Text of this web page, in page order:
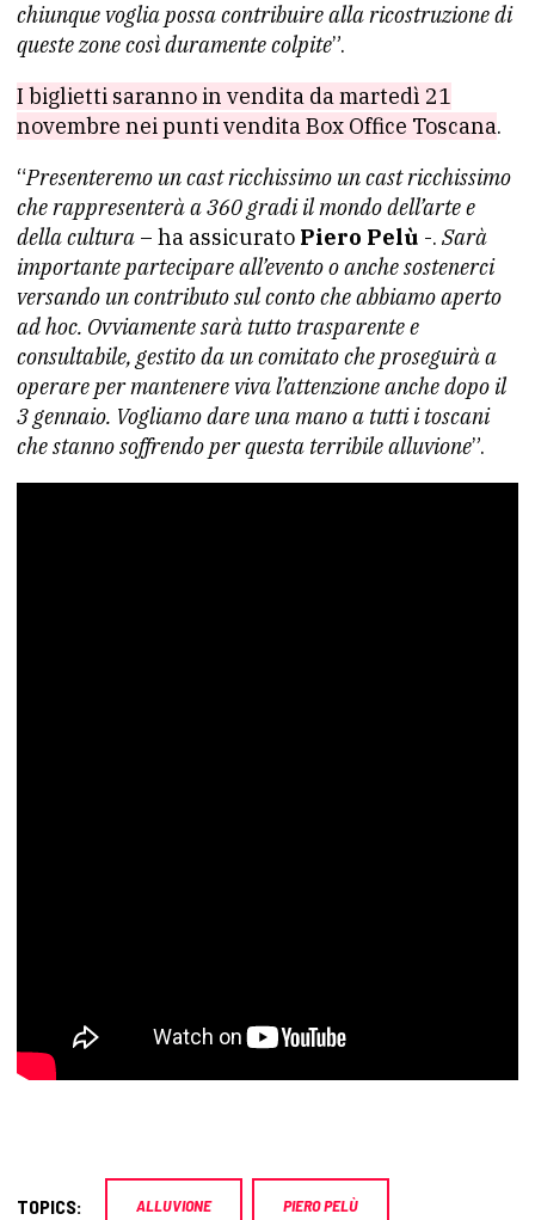
chiunque voglia possa contribuire alla ricostruzione di
queste zone così duramente colpite”.
I biglietti saranno in vendita da martedì 21
novembre nei punti vendita Box Office Toscana.
“Presenteremo un cast ricchissimo un cast ricchissimo
che rappresenterà a 360 gradi il mondo dell’arte e
della cultura – ha assicurato Piero Pelù -. Sarà
importante partecipare all’evento o anche sostenerci
versando un contributo sul conto che abbiamo aperto
ad hoc. Ovviamente sarà tutto trasparente e
consultabile, gestito da un comitato che proseguirà a
operare per mantenere viva l’attenzione anche dopo il
3 gennaio. Vogliamo dare una mano a tutti i toscani
che stanno soffrendo per questa terribile alluvione”.
TOPICS: ALLUVIONE PIERO PELÙ